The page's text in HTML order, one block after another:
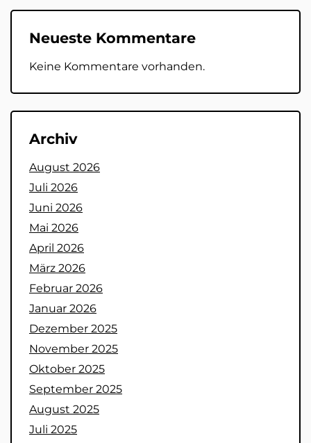
Neueste Kommentare
Keine Kommentare vorhanden.
Archiv
August 2026
Juli 2026
Juni 2026
Mai 2026
April 2026
März 2026
Februar 2026
Januar 2026
Dezember 2025
November 2025
Oktober 2025
September 2025
August 2025
Juli 2025